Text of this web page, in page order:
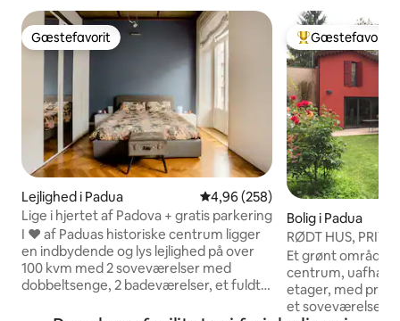
Gæstefavorit
Gæstefavorit
Lejlighed i Padua 4,96 ud af 5 i gennemsnitlig
4,96 (258)
Lige i hjertet af Padova + gratis parkering
I ❤️ af Paduas historiske centrum ligger
en indbydende og lys lejlighed på over
100 kvm med 2 soveværelser med
dobbeltsenge, 2 badeværelser, et fuldt
Bedste
Gæstefavorit
Bolig i Padua
RØDT HUS,
CENTRUM/
Et grønt område
centrum,
etager, med
et soveværelse